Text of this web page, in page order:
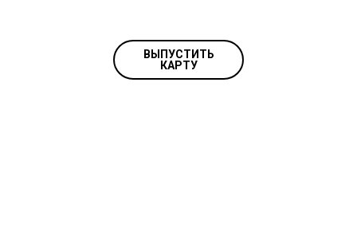
ВЫПУСТИТЬ
КАРТУ